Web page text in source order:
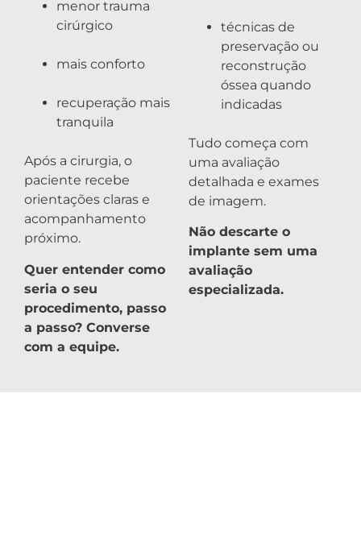
menor trauma
cirúrgico
mais conforto
recuperação mais
tranquila
Após a cirurgia, o
paciente recebe
orientações claras e
acompanhamento
próximo.
Quer entender como
seria o seu
procedimento, passo
a passo? Converse
com a equipe.
técnicas de
preservação ou
reconstrução
óssea quando
indicadas
Tudo começa com
uma avaliação
detalhada e exames
de imagem.
Não descarte o
implante sem uma
avaliação
especializada.